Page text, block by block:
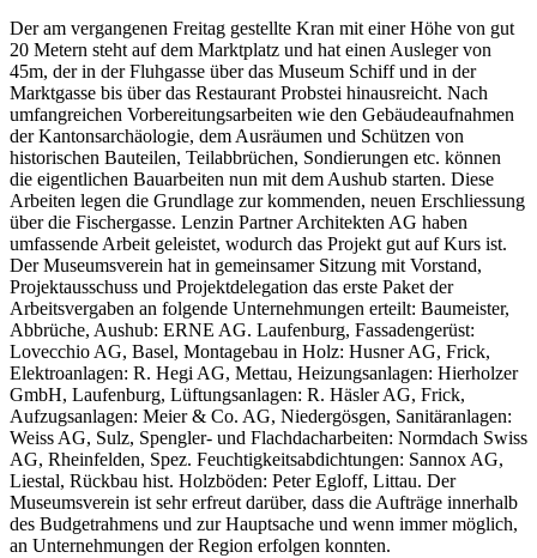
Der am vergangenen Freitag gestellte Kran mit einer Höhe von gut
20 Metern steht auf dem Marktplatz und hat einen Ausleger von
45m, der in der Fluhgasse über das Museum Schiff und in der
Marktgasse bis über das Restaurant Probstei hinausreicht. Nach
umfangreichen Vorbereitungsarbeiten wie den Gebäudeaufnahmen
der Kantonsarchäologie, dem Ausräumen und Schützen von
historischen Bauteilen, Teilabbrüchen, Sondierungen etc. können
die eigentlichen Bauarbeiten nun mit dem Aushub starten. Diese
Arbeiten legen die Grundlage zur kommenden, neuen Erschliessung
über die Fischergasse. Lenzin Partner Architekten AG haben
umfassende Arbeit geleistet, wodurch das Projekt gut auf Kurs ist.
Der Museumsverein hat in gemeinsamer Sitzung mit Vorstand,
Projektausschuss und Projektdelegation das erste Paket der
Arbeitsvergaben an folgende Unternehmungen erteilt: Baumeister,
Abbrüche, Aushub: ERNE AG. Laufenburg, Fassadengerüst:
Lovecchio AG, Basel, Montagebau in Holz: Husner AG, Frick,
Elektroanlagen: R. Hegi AG, Mettau, Heizungsanlagen: Hierholzer
GmbH, Laufenburg, Lüftungsanlagen: R. Häsler AG, Frick,
Aufzugsanlagen: Meier & Co. AG, Niedergösgen, Sanitäranlagen:
Weiss AG, Sulz, Spengler- und Flachdacharbeiten: Normdach Swiss
AG, Rheinfelden, Spez. Feuchtigkeitsabdichtungen: Sannox AG,
Liestal, Rückbau hist. Holzböden: Peter Egloff, Littau. Der
Museumsverein ist sehr erfreut darüber, dass die Aufträge innerhalb
des Budgetrahmens und zur Hauptsache und wenn immer möglich,
an Unternehmungen der Region erfolgen konnten.